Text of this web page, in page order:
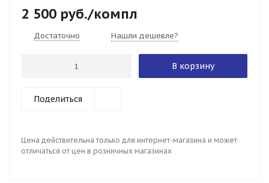
2 500 руб./компл
Достаточно Нашли дешевле?
В корзину
Поделиться
Цена действительна только для интернет-магазина и может
отличаться от цен в розничных магазинах